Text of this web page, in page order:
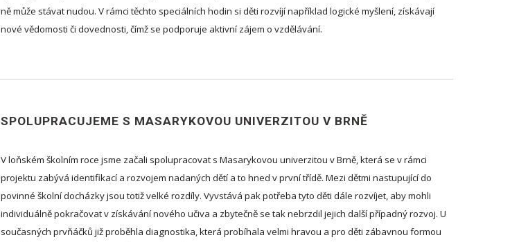
ně může stávat nudou. V rámci těchto speciálních hodin si děti rozvíjí například logické myšlení, získávají
nové vědomosti či dovednosti, čímž se podporuje aktivní zájem o vzdělávání.
SPOLUPRACUJEME S MASARYKOVOU UNIVERZITOU V BRNĚ
V loňském školním roce jsme začali spolupracovat s Masarykovou univerzitou v Brně, která se v rámci
projektu zabývá identifikací a rozvojem nadaných dětí a to hned v první třídě. Mezi dětmi nastupující do
povinné školní docházky jsou totiž velké rozdíly. Vyvstává pak potřeba tyto děti dále rozvíjet, aby mohli
individuálně pokračovat v získávání nového učiva a zbytečně se tak nebrzdil jejich další případný rozvoj. U
současných prvňáčků již proběhla diagnostika, která probíhala velmi hravou a pro děti zábavnou formou